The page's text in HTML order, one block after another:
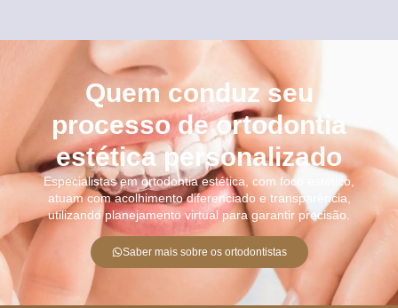
Quem conduz seu
processo de ortodontia
estética personalizado
Especialistas em ortodontia estética, com foco estético,
atuam com acolhimento diferenciado e transparência,
utilizando planejamento virtual para garantir precisão.
Saber mais sobre os ortodontistas